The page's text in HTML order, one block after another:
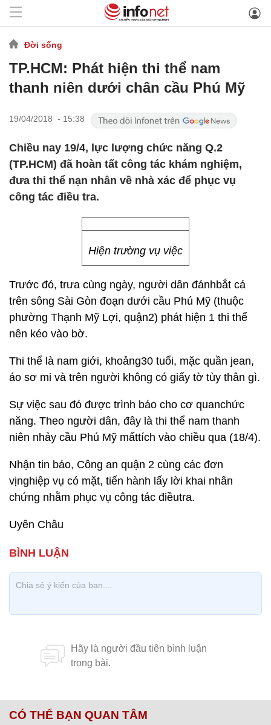
Đời sống
TP.HCM: Phát hiện thi thể nam
thanh niên dưới chân cầu Phú Mỹ
19/04/2018 - 15:38
Chiều nay 19/4, lực lượng chức năng Q.2
(TP.HCM) đã hoàn tất công tác khám nghiệm,
đưa thi thể nạn nhân về nhà xác để phục vụ
công tác điều tra.
Hiện trường vụ việc
Trước đó, trưa cùng ngày, người dân đánhbắt cá
trên sông Sài Gòn đoạn dưới cầu Phú Mỹ (thuộc
phường Thạnh Mỹ Lợi, quận2) phát hiện 1 thi thể
nên kéo vào bờ.
Thi thể là nam giới, khoảng30 tuổi, mặc quần jean,
áo sơ mi và trên người không có giấy tờ tùy thân gì.
Sự việc sau đó được trình báo cho cơ quanchức
năng. Theo người dân, đây là thi thể nam thanh
niên nhảy cầu Phú Mỹ mấttích vào chiều qua (18/4).
Nhận tin báo, Công an quận 2 cùng các đơn
vịnghiệp vụ có mặt, tiến hành lấy lời khai nhân
chứng nhằm phục vụ công tác điềutra.
Uyên Châu
CÓ THỂ BẠN QUAN TÂM